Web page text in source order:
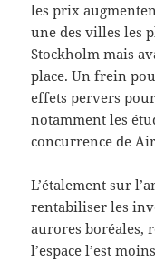
les prix
une des villes les
Stockholm mais
place. Un frein
effets pervers
notamment les
concurrence de
L’étalement sur
rentabiliser les
aurores boréales,
l’espace l’est